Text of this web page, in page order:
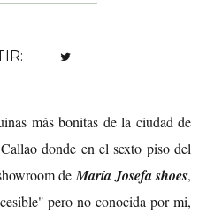
más bonitas de la ciudad de
donde en el sexto piso del
deMaría Josefa shoes,
pero no conocida por mi,